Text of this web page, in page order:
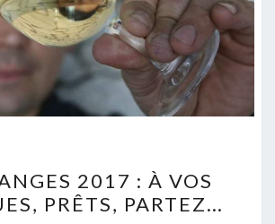
2017
:
2017 : À VOS
PRÊTS, PARTEZ…